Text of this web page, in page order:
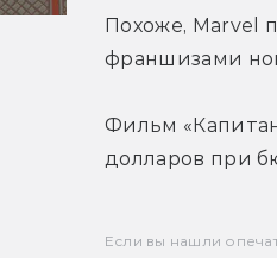
Похоже, Marvel
франшизами
Фильм
долларов при
Если вы нашли